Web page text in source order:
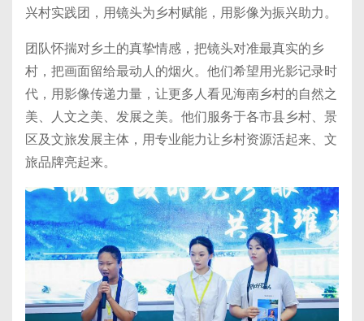
兴村实践团，用镜头为乡村赋能，用影像为振兴助力。
团队怀揣对乡土的真挚情感，把镜头对准最真实的乡
村，把画面留给最动人的烟火。他们希望用光影记录时
代，用影像传递力量，让更多人看见海南乡村的自然之
美、人文之美、发展之美。他们服务于各市县乡村、景
区及文旅发展主体，用专业能力让乡村资源活起来、文
旅品牌亮起来。